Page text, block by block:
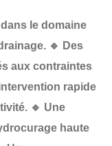
dans le domaine
🔹 Des
aux contraintes
rapide
🔹 Une
haute